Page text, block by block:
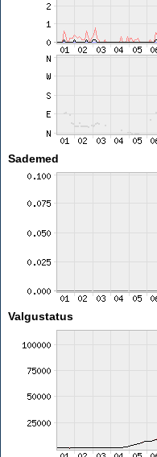
Sademed
Valgustatus